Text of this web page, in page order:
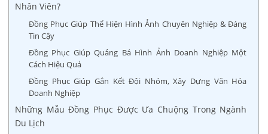
Nhân Viên?
Đồng Phục Giúp Thể Hiện Hình Ảnh Chuyên Nghiệp & Đáng
Tin Cậy
Đồng Phục Giúp Quảng Bá Hình Ảnh Doanh Nghiệp Một
Cách Hiệu Quả
Đồng Phục Giúp Gắn Kết Đội Nhóm, Xây Dựng Văn Hóa
Doanh Nghiệp
Những Mẫu Đồng Phục Được Ưa Chuộng Trong Ngành
Du Lịch